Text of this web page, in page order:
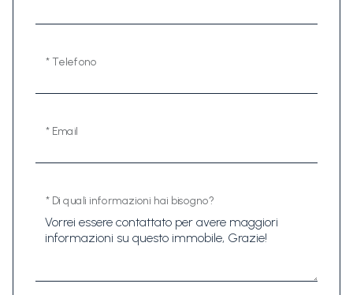
* Telefono
* Email
* Di quali informazioni hai bisogno?